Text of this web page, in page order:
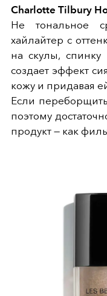
Charlotte Tilbury
Не тональное
хайлайтер с
на скулы,
создает эффект
кожу и придавая
Если
поэтому
продукт — как